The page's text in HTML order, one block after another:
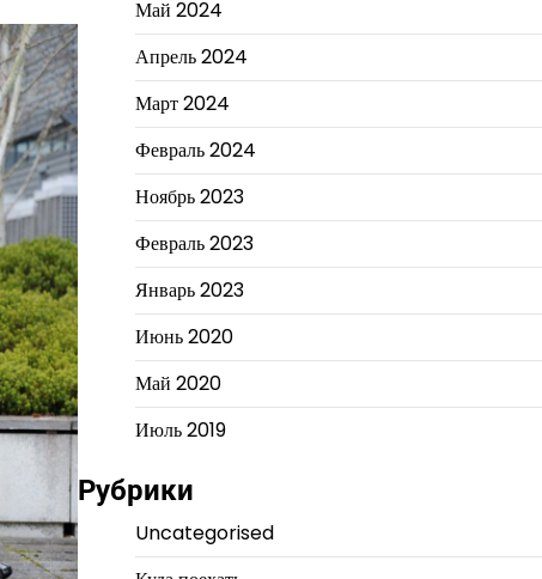
Май 2024
Апрель 2024
Март 2024
Февраль 2024
Ноябрь 2023
Февраль 2023
Январь 2023
Июнь 2020
Май 2020
Июль 2019
Рубрики
Uncategorised